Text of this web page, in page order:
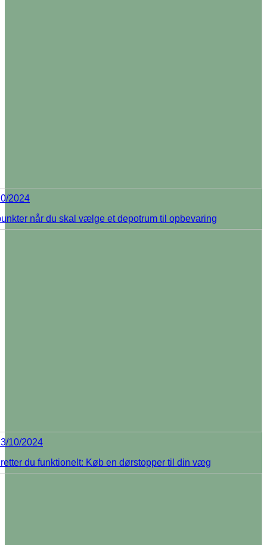
2024
når du skal vælge et depotrum til opbevaring
10/2024
du funktionelt: Køb en dørstopper til din væg